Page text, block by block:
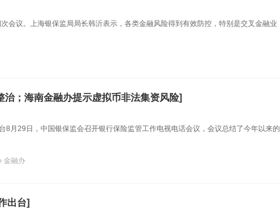
会议。上海银保监局局长韩沂表示，各类金融风险得到有效防控，特别是交叉金融业
治；海南金融办提示虚拟币非法集资风险]
8月29日，中国银保监会召开银行保险监管工作电视电话会议，会议总结了今年以来的
金融办
出台]